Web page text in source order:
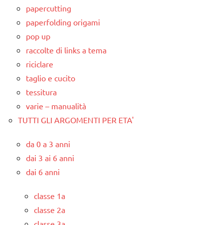
papercutting
paperfolding origami
pop up
raccolte di links a tema
riciclare
taglio e cucito
tessitura
varie – manualità
TUTTI GLI ARGOMENTI PER ETA'
da 0 a 3 anni
dai 3 ai 6 anni
dai 6 anni
classe 1a
classe 2a